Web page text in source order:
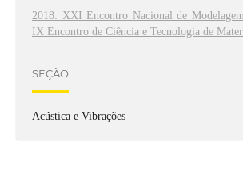
2018: XXI Encontro Nacional de
IX Encontro de Ciência e Tecnologia de
SEÇÃO
Acústica e Vibrações